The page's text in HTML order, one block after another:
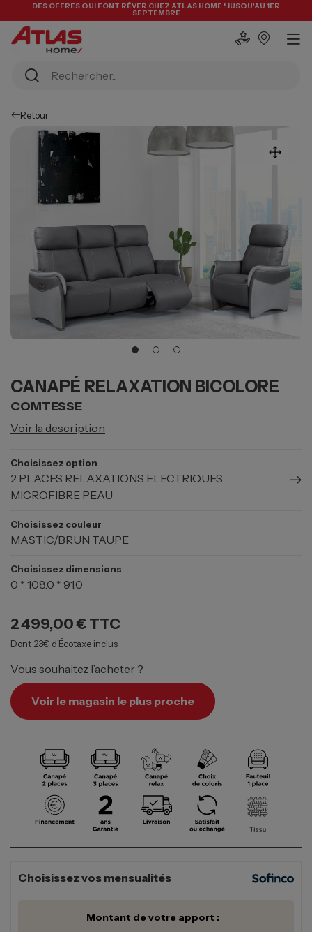
DES OFFRES QUI FONT RÊVER CHEZ ATLAS HOME ! JUSQU'AU 1ER
SEPTEMBRE
Retour
CANAPÉ RELAXATION BICOLORE
COMTESSE
Voir la description
Choisissez option
2 PLACES RELAXATIONS ELECTRIQUES
MICROFIBRE PEAU
Choisissez couleur
MASTIC/BRUN TAUPE
Choisissez dimensions
0 * 108.0 * 91.0
2 499,00 € TTC
Dont 23€ d’Écotaxe inclus
Vous souhaitez l’acheter ?
Voir le magasin le plus proche
Choisissez vos mensualités
Montant de votre apport :